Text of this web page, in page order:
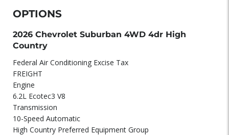
OPTIONS
2026 Chevrolet Suburban 4WD 4dr High
Country
Federal Air Conditioning Excise Tax
FREIGHT
Engine
6.2L Ecotec3 V8
Transmission
10-Speed Automatic
High Country Preferred Equipment Group